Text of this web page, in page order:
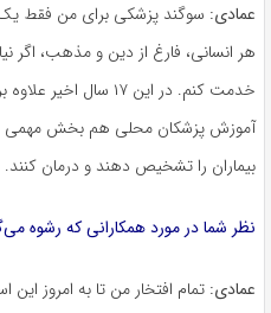
عمادی: سوگند پزشکی برای من فقط یک
هر انسانی، فارغ از دین و مذهب، اگر
خدمت کنم. در این ۱۷ سال
آموزش پزشکان محلی هم بخش مهمی از
بیماران را تشخیص دهند و درمان کنند.
نظر شما در مورد همکارانی که رشوه
عمادی: تمام افتخار من تا به امروز